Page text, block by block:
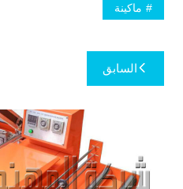
ماكينة
تصفّح
المقالات
السابق